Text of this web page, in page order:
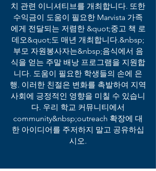
치 관련 이니셔티브를 개최합니다. 또한
수익금이 도움이 필요한 Marvista 가족
에게 전달되는 저렴한 &quot;중고 책 로
데오&quot;도 매년 개최합니다.&nbsp;
부모 자원봉사자는&nbsp;음식에서 음
식을 얻는 주말 배낭 프로그램을 지원합
니다. 도움이 필요한 학생들의 손에 은
행. 이러한 친절은 변화를 촉발하여 지역
사회에 긍정적인 영향을 미칠 수 있습니
다. 우리 학교 커뮤니티에서
community&nbsp;outreach 확장에 대
한 아이디어를 주저하지 말고 공유하십
시오.